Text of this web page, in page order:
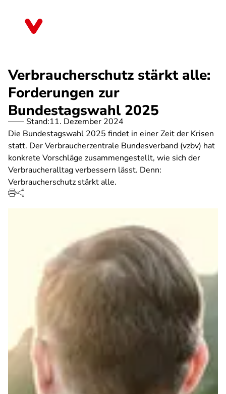
Verbraucherschutz stärkt alle:
Forderungen zur
Bundestagswahl 2025
Stand:11. Dezember 2024
Die Bundestagswahl 2025 findet in einer Zeit der Krisen
statt. Der Verbraucherzentrale Bundesverband (vzbv) hat
konkrete Vorschläge zusammengestellt, wie sich der
Verbraucheralltag verbessern lässt. Denn:
Verbraucherschutz stärkt alle.